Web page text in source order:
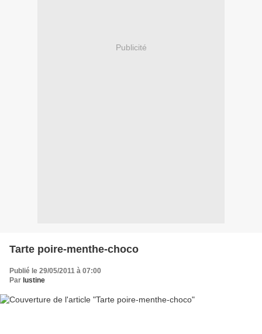
Publicité
Tarte poire-menthe-choco
Publié le 29/05/2011 à 07:00
Par lustine